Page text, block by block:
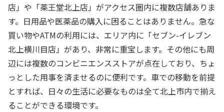
店」や「薬王堂北上店」がアクセス圏内に複数店舗ありま
す。日用品や医薬品の購入に困ることはありません。急な
買い物やATMの利用には、エリア内に「セブン-イレブン
北上横川目店」があり、非常に重宝します。その他にも周
辺には複数のコンビニエンスストアが点在しており、ちょ
っとした用事を済ませるのに便利です。車での移動を前提
とすれば、日々の生活に必要なものは全て北上市内で揃え
ることができる環境です。